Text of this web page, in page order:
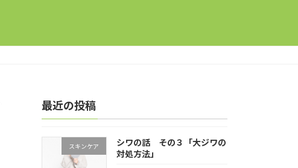
最近の投稿
スキンケア
シワの話 その３「大ジワの
対処方法」